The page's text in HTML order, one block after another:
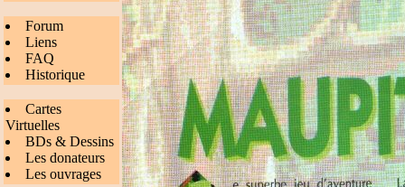
Forum
Liens
FAQ
Historique
Cartes
Virtuelles
BDs & Dessins
Les donateurs
Les ouvrages